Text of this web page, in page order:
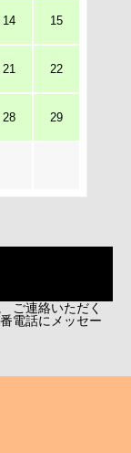
14 15
21 22
28 29
ご連絡いただく
電話にメッセー